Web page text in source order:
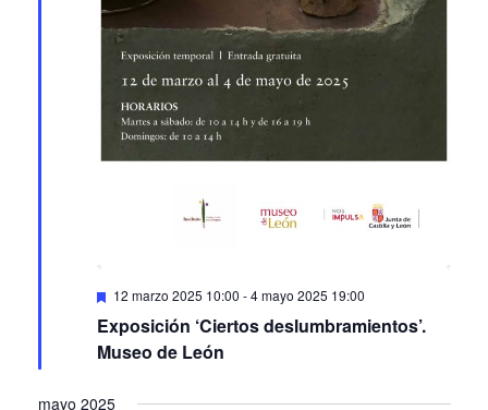
Featured
12 marzo 2025 10:00 -4 mayo 2025 19:00
Exposición ‘Ciertos deslumbramientos’.
Museo de León
mayo 2025